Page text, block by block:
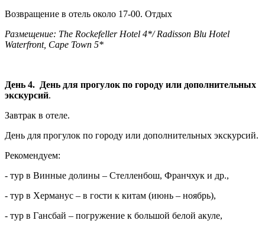
Возвращение в отель около 17-00. Отдых
Размещение: The Rockefeller Hotel 4*/ Radisson Blu Hotel
Waterfront, Cape Town 5*
День 4. День для прогулок по городу или дополнительных
экскурсий.
Завтрак в отеле.
День для прогулок по городу или дополнительных экскурсий.
Рекомендуем:
- тур в Винные долины – Стелленбош, Франчхук и др.,
- тур в Херманус – в гости к китам (июнь – ноябрь),
- тур в Гансбай – погружение к большой белой акуле,